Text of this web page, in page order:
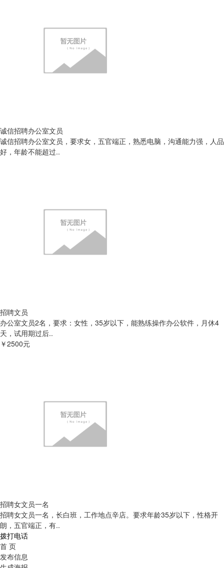
诚信招聘办公室文员
诚信招聘办公室文员，要求女，五官端正，熟悉电脑，沟通能力强，人品
好，年龄不能超过..
招聘文员
办公室文员2名，要求：女性，35岁以下，能熟练操作办公软件，月休4
天，试用期过后..
￥2500元
招聘女文员一名
招聘女文员一名，长白班，工作地点辛店。要求年龄35岁以下，性格开
朗，五官端正，有..
拨打电话
首 页
发布信息